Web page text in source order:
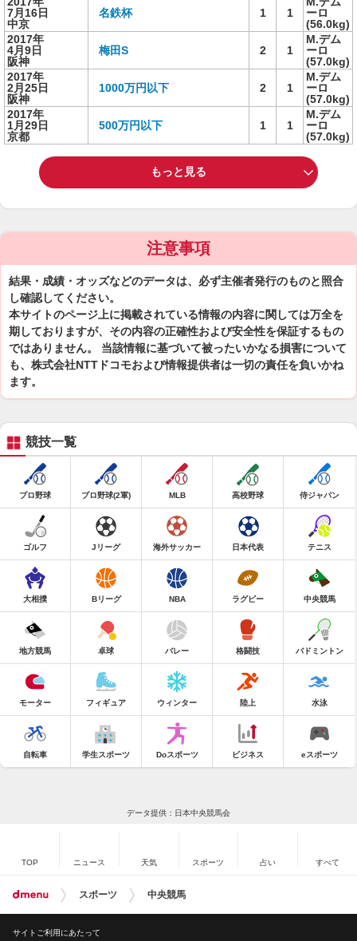
7月16日
中京
名鉄杯 1 1
ーロ
(56.0kg)
2017年
4月9日
阪神
梅田S 2 1
M.デム
ーロ
(57.0kg)
2017年
2月25日
阪神
1000万円以下 2 1
M.デム
ーロ
(57.0kg)
2017年
1月29日
京都
500万円以下 1 1
M.デム
ーロ
(57.0kg)
もっと見る
注意事項
結果・成績・オッズなどのデータは、必ず主催者発行のものと照合
し確認してください。
本サイトのページ上に掲載されている情報の内容に関しては万全を
期しておりますが、その内容の正確性および安全性を保証するもの
ではありません。 当該情報に基づいて被ったいかなる損害について
も、株式会社NTTドコモおよび情報提供者は一切の責任を負いかね
ます。
競技一覧
プロ野球 プロ野球(2軍) MLB 高校野球 侍ジャパン
ゴルフ Jリーグ 海外サッカー 日本代表 テニス
大相撲 Bリーグ NBA ラグビー 中央競馬
地方競馬 卓球 バレー 格闘技 バドミントン
モーター フィギュア ウィンター 陸上 水泳
自転車 学生スポーツ Doスポーツ ビジネス eスポーツ
データ提供：日本中央競馬会
TOP ニュース 天気 スポーツ 占い すべて
スポーツ 中央競馬
サイトご利用にあたって